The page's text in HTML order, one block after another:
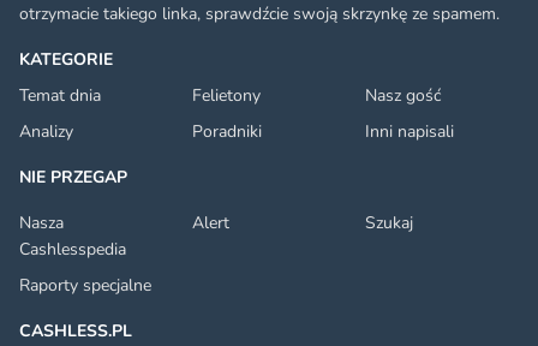
KATEGORIE
Temat dnia
Felietony
Nasz gość
Analizy
Poradniki
Inni napisali
NIE PRZEGAP
Nasza
Cashlesspedia
Alert Szukaj
Raporty specjalne
CASHLESS.PL
otrzymacie takiego linka, sprawdźcie swoją skrzynkę ze spamem.